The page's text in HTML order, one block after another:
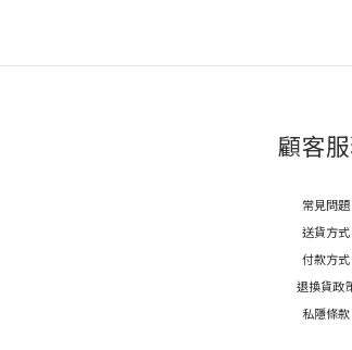
顧客
常見問題
送貨方式
付款方式
退換貨政
私隱條款